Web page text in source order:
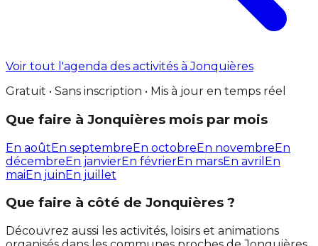
Voir tout l'agenda des activités à Jonquières
Gratuit • Sans inscription • Mis à jour en temps réel
Que faire à Jonquières mois par mois
En aoûtEn septembreEn octobreEn novembreEn
décembreEn janvierEn févrierEn marsEn avril En
maiEn juinEn juillet
Que faire à côté de Jonquières ?
Découvrez aussi les activités, loisirs et animations